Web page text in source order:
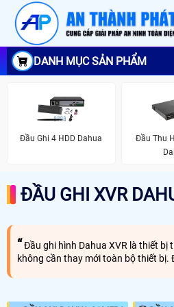
DANH MỤC SẢN PHẨM
Đầu Ghi 4 HDD Dahua
Đầu Thu
ĐẦU GHI XVR
Đầu ghi hình Dahua XVR là thiết bị
không cần thay mới toàn bộ thiết bị.